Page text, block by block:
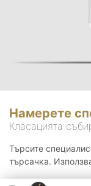
Намерете
Класацията
Търсите
търсачка.